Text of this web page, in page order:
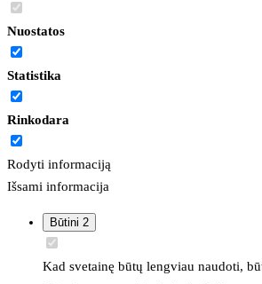
Nuostatos
Statistika
Rinkodara
Rodyti informaciją
Išsami informacija
Būtini 2
Kad svetainę būtų lengviau naudoti,